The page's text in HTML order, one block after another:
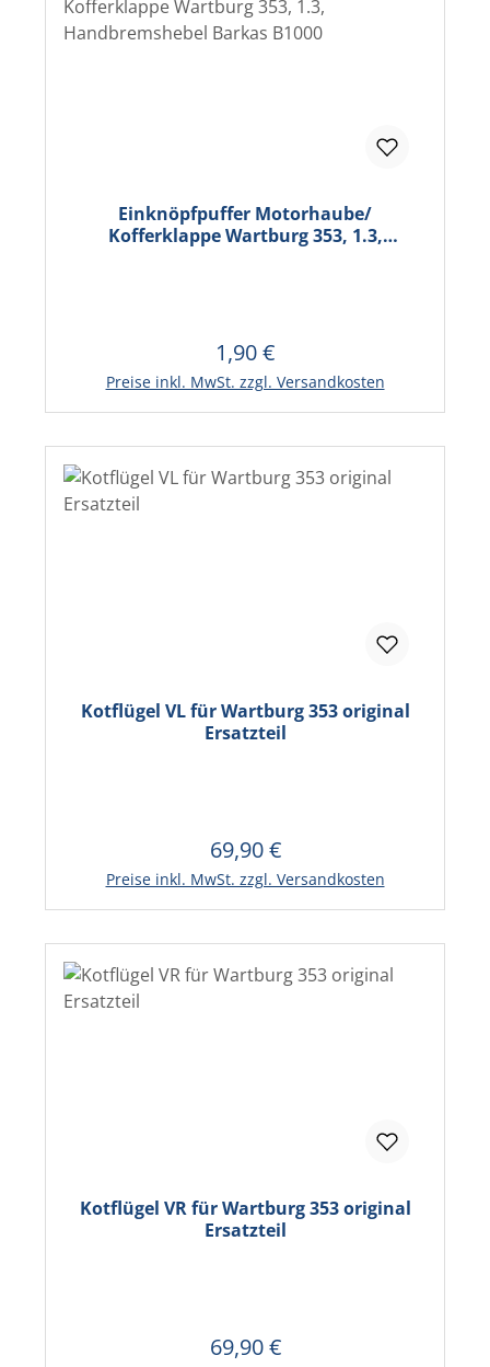
Einknöpfpuffer Motorhaube/
Kofferklappe Wartburg 353, 1.3,
Regulärer Preis:
1,90 €
Preise inkl. MwSt. zzgl. Versandkosten
In den Warenkorb
Kotflügel VL für Wartburg 353 original
Ersatzteil
Regulärer Preis:
69,90 €
Preise inkl. MwSt. zzgl. Versandkosten
In den Warenkorb
Kotflügel VR für Wartburg 353 original
Ersatzteil
Regulärer Preis:
69,90 €